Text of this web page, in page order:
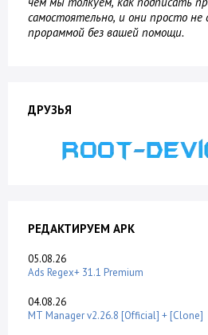
самостоятельно, и они просто не
прораммой без вашей помощи.
ДРУЗЬЯ
РЕДАКТИРУЕМ APK
05.08.26
Ads Regex+ 31.1 Premium
04.08.26
MT Manager v2.26.8 [Official] + [Clone]